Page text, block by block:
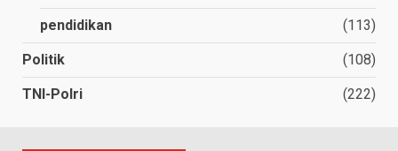
pendidikan (113)
Politik (108)
TNI-Polri (222)